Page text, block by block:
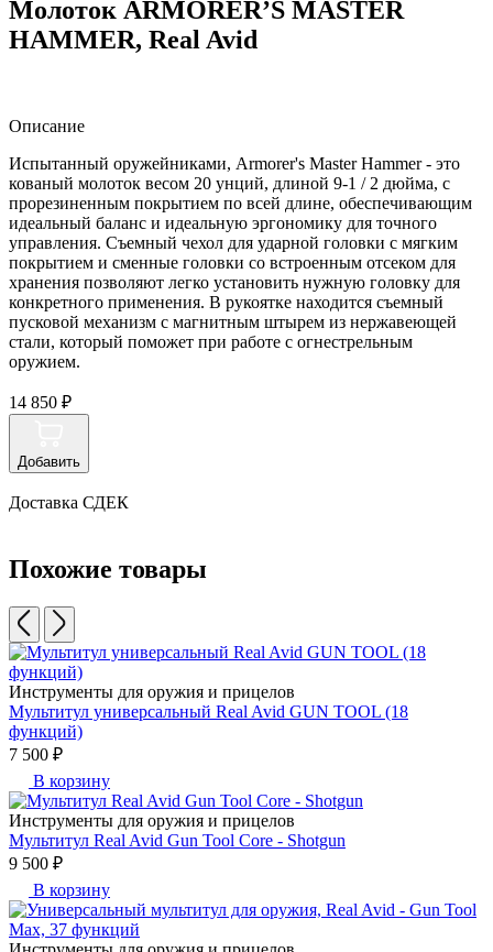
Молоток ARMORER’S MASTER
HAMMER, Real Avid
Описание
Испытанный оружейниками, Armorer's Master Hammer - это
кованый молоток весом 20 унций, длиной 9-1 / 2 дюйма, с
прорезиненным покрытием по всей длине, обеспечивающим
идеальный баланс и идеальную эргономику для точного
управления. Съемный чехол для ударной головки с мягким
покрытием и сменные головки со встроенным отсеком для
хранения позволяют легко установить нужную головку для
конкретного применения. В рукоятке находится съемный
пусковой механизм с магнитным штырем из нержавеющей
стали, который поможет при работе с огнестрельным
оружием.
14 850 ₽
Добавить
Доставка СДЕК
Похожие товары
Инструменты для оружия и прицелов
Мультитул универсальный Real Avid GUN TOOL (18
функций)
7 500 ₽
В корзину
Инструменты для оружия и прицелов
Мультитул Real Avid Gun Tool Core - Shotgun
9 500 ₽
В корзину